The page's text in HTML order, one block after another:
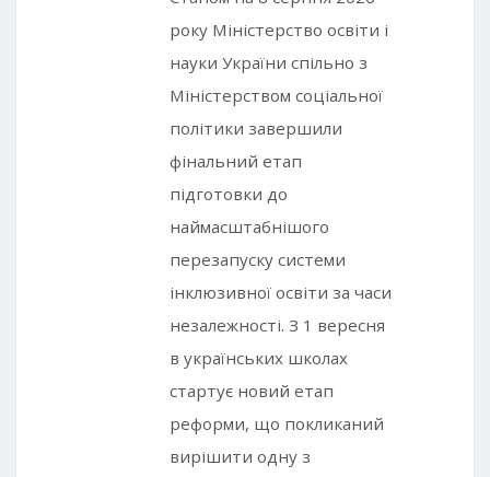
року Міністерство освіти і
науки України спільно з
Міністерством соціальної
політики завершили
фінальний етап
підготовки до
наймасштабнішого
перезапуску системи
інклюзивної освіти за часи
незалежності. З 1 вересня
в українських школах
стартує новий етап
реформи, що покликаний
вирішити одну з